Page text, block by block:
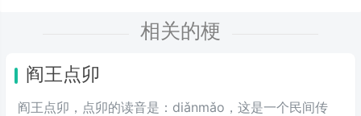
相关的梗
阎王点卯
阎王点卯，点卯的读音是：diǎnmǎo，这是一个民间传